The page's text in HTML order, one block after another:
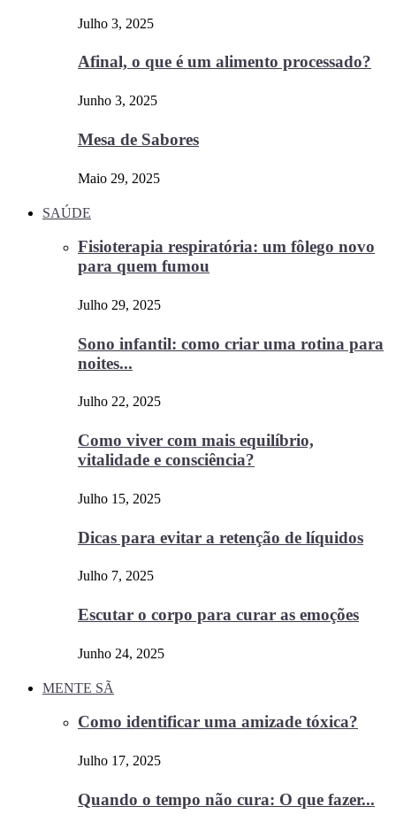
Julho 3, 2025
Afinal, o que é um alimento processado?
Junho 3, 2025
Mesa de Sabores
Maio 29, 2025
SAÚDE
Fisioterapia respiratória: um fôlego novo
para quem fumou
Julho 29, 2025
Sono infantil: como criar uma rotina para
noites...
Julho 22, 2025
Como viver com mais equilíbrio,
vitalidade e consciência?
Julho 15, 2025
Dicas para evitar a retenção de líquidos
Julho 7, 2025
Escutar o corpo para curar as emoções
Junho 24, 2025
MENTE SÃ
Como identificar uma amizade tóxica?
Julho 17, 2025
Quando o tempo não cura: O que fazer...